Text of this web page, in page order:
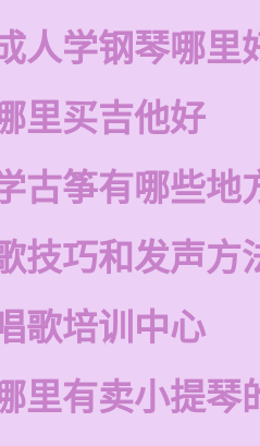
人学钢琴哪里
里买吉他好
古筝有哪些地
技巧和发声方
歌培训中心
里有卖小提琴